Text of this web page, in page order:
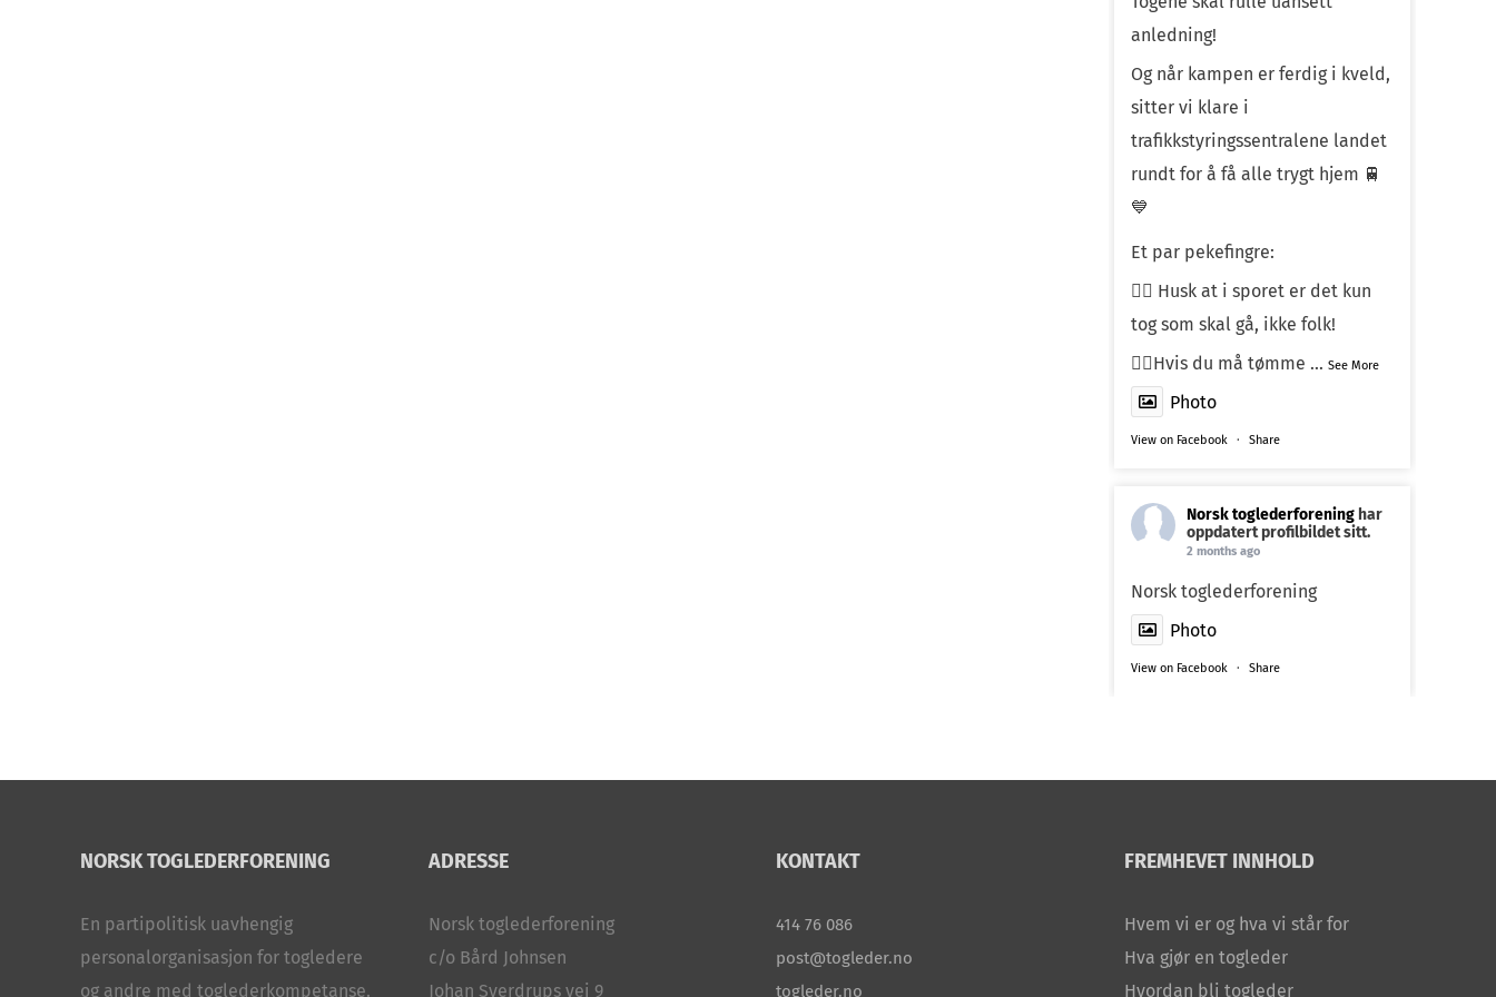
anledning!
Og når kampen er ferdig i kveld,
sitter vi klare i
trafikkstyringssentralene landet
rundt for å få alle trygt hjem 🚆
💙
Et par pekefingre:
☝🏼 Husk at i sporet er det kun
tog som skal gå, ikke folk!
☝🏼Hvis du må tømme ... See More
Photo
View on Facebook · Share
Norsk toglederforening har
oppdatert profilbildet sitt.
2 months ago
Norsk toglederforening
Photo
View on Facebook · Share
NORSK TOGLEDERFORENING
En partipolitisk uavhengig
personalorganisasjon for togledere
og andre med toglederkompetanse.
ADRESSE
Norsk toglederforening
c/o Bård Johnsen
Johan Sverdrups vei 9
KONTAKT
414 76 086
post@togleder.no
togleder.no
FREMHEVET INNHOLD
Hvem vi er og hva vi står for
Hva gjør en togleder
Hvordan bli togleder